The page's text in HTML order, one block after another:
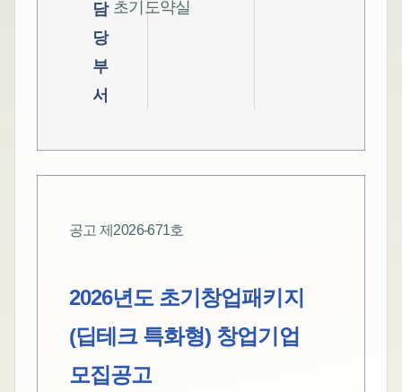
담
당
부
서
초기도약실
공고 제2026-671호
2026년도 초기창업패키지
(딥테크 특화형) 창업기업
모집공고